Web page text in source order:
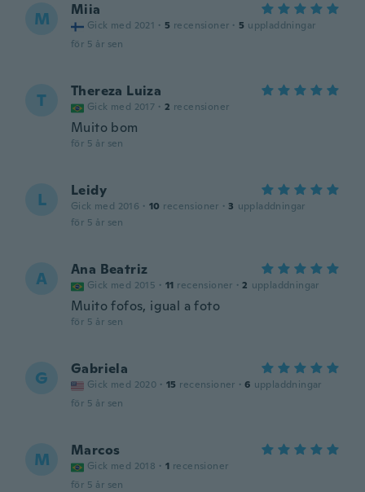
M Miia
Gick med 2021 · 5 recensioner · 5 uppladdningar
för 5 år sen
T Thereza Luiza
Gick med 2017 · 2 recensioner
Muito bom
för 5 år sen
L Leidy
Gick med 2016 · 10 recensioner · 3 uppladdningar
för 5 år sen
A Ana Beatriz
Gick med 2015 · 11 recensioner · 2 uppladdningar
Muito fofos, igual a foto
för 5 år sen
G Gabriela
Gick med 2020 · 15 recensioner · 6 uppladdningar
för 5 år sen
M Marcos
Gick med 2018 · 1 recensioner
för 5 år sen